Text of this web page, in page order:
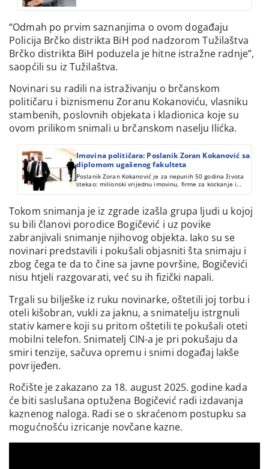
“Odmah po prvim saznanjima o ovom događaju
Policija Brčko distrikta BiH pod nadzorom Tužilaštva
Brčko distrikta BiH poduzela je hitne istražne radnje”,
saopćili su iz Tužilaštva.
Novinari su radili na istraživanju o brčanskom
političaru i biznismenu Zoranu Kokanoviću, vlasniku
stambenih, poslovnih objekata i kladionica koje su
ovom prilikom snimali u brčanskom naselju Ilićka.
Imovina političara: Poslanik Zoran Kokanović sa
diplomom ugašenog fakulteta
Poslanik Zoran Kokanović je za nepunih 50 godina života
stekao: milionski vrijednu imovinu, firme za kockanje i
porodici.
Tokom snimanja je iz zgrade izašla grupa ljudi u kojoj
su bili članovi porodice Bogičević i uz povike
zabranjivali snimanje njihovog objekta. Iako su se
novinari predstavili i pokušali objasniti šta snimaju i
zbog čega te da to čine sa javne površine, Bogičevići
nisu htjeli razgovarati, već su ih fizički napali.
Trgali su bilješke iz ruku novinarke, oštetili joj torbu i
oteli kišobran, vukli za jaknu, a snimatelju istrgnuli
stativ kamere koji su pritom oštetili te pokušali oteti
mobilni telefon. Snimatelj CIN-a je pri pokušaju da
smiri tenzije, sačuva opremu i snimi događaj lakše
povrijeđen.
Ročište je zakazano za 18. august 2025. godine kada
će biti saslušana optužena Bogičević radi izdavanja
kaznenog naloga. Radi se o skraćenom postupku sa
mogućnošću izricanje novčane kazne.